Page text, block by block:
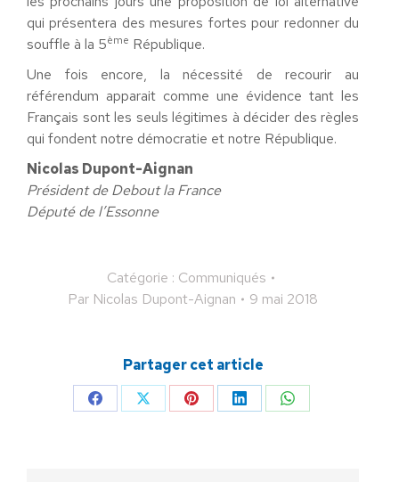
qui présentera des mesures fortes pour redonner du
souffle à la 5ème République.
Une fois encore, la nécessité de recourir au
référendum apparait comme une évidence tant les
Français sont les seuls légitimes à décider des règles
qui fondent notre démocratie et notre République.
Nicolas Dupont-Aignan
Président de Debout la France
Député de l’Essonne
Catégorie : Communiqués
Par Nicolas Dupont-Aignan 9 mai 2018
Partager cet article
PartagerPartagerPartagerPartagerPartager